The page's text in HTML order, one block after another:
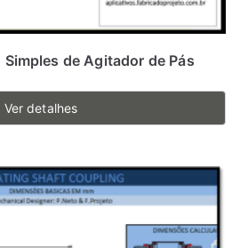
de Agitador de Pás
Ver detalhes